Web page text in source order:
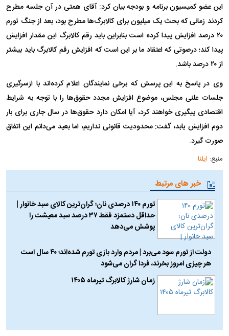
این عضو کمیسیون برنامه و بودجه بیان کرد: آقای همتی در آن جلسه مطرح
کردند زمانی که بحث یک میلیون برای کالابرگ‌ها مطرح بود، بعد از جنگ تورم
۲۰ درصد افزایش پیدا کرده است بنابراین باید رقم کالابرگ این مقدار افزایش
پیدا کند؛ درصوتی که اعتقاد ما بر این است که افزایش رقم کالابرگ باید بیشتر
از ۲۰ درصد باشد.
وی در پاسخ به این پرسش که برخی نمایندگان اعلام کرده‌اند با ازسرگیری
جلسات علنی مجلس، موضوع افزایش مجدد حقوق‌ها را با توجه به شرایط
اقتصادی پیگیری خواهند کرد، آیا امکان دارد حقوق‌ها در سال جاری برای بار
دوم افزایش یابد، گفت: محدودیت قانونی نداریم، اما بعید می‌دانم این اتفاق
صورت گیرد.
منبع: ایلنا
خبر های مرتبط
تورم ۱۴۰ درصدی نان؛ گران‌ترین کالای سبد خانوار |
حداقل دستمزد فقط ۳۷ درصد سبد معیشت را
پوشش می‌دهد
دولت از تورم سود می‌برد | مردم وارد بازی تورم شده‌اند؛ ۴۰ سال است
هر چیزی امروز بخرند، فردا گران می‌شود
زمان شارژ کالابرگ تیرماه ۱۴۰۵